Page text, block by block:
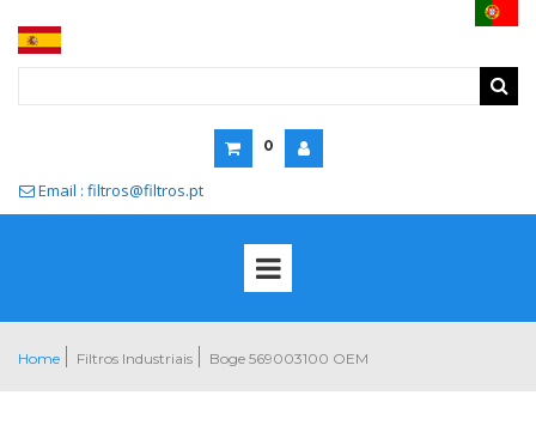
0
 Email : filtros@filtros.pt
Home Filtros Industriais Boge 569003100 OEM